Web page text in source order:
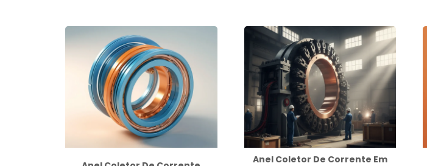
Anel Coletor De Corrente Em